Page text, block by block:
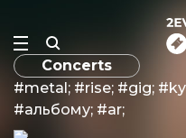
Concerts
#metal; #rise; #gig;
#альбому; #ar;